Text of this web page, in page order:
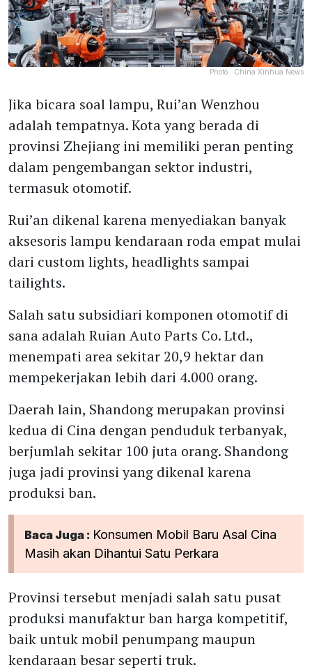
Photo : China Xinhua News
Jika bicara soal lampu, Rui’an Wenzhou
adalah tempatnya. Kota yang berada di
provinsi Zhejiang ini memiliki peran penting
dalam pengembangan sektor industri,
termasuk otomotif.
Rui’an dikenal karena menyediakan banyak
aksesoris lampu kendaraan roda empat mulai
dari custom lights, headlights sampai
tailights.
Salah satu subsidiari komponen otomotif di
sana adalah Ruian Auto Parts Co. Ltd.,
menempati area sekitar 20,9 hektar dan
mempekerjakan lebih dari 4.000 orang.
Daerah lain, Shandong merupakan provinsi
kedua di Cina dengan penduduk terbanyak,
berjumlah sekitar 100 juta orang. Shandong
juga jadi provinsi yang dikenal karena
produksi ban.
Baca Juga : Konsumen Mobil Baru Asal Cina
Masih akan Dihantui Satu Perkara
Provinsi tersebut menjadi salah satu pusat
produksi manufaktur ban harga kompetitif,
baik untuk mobil penumpang maupun
kendaraan besar seperti truk.